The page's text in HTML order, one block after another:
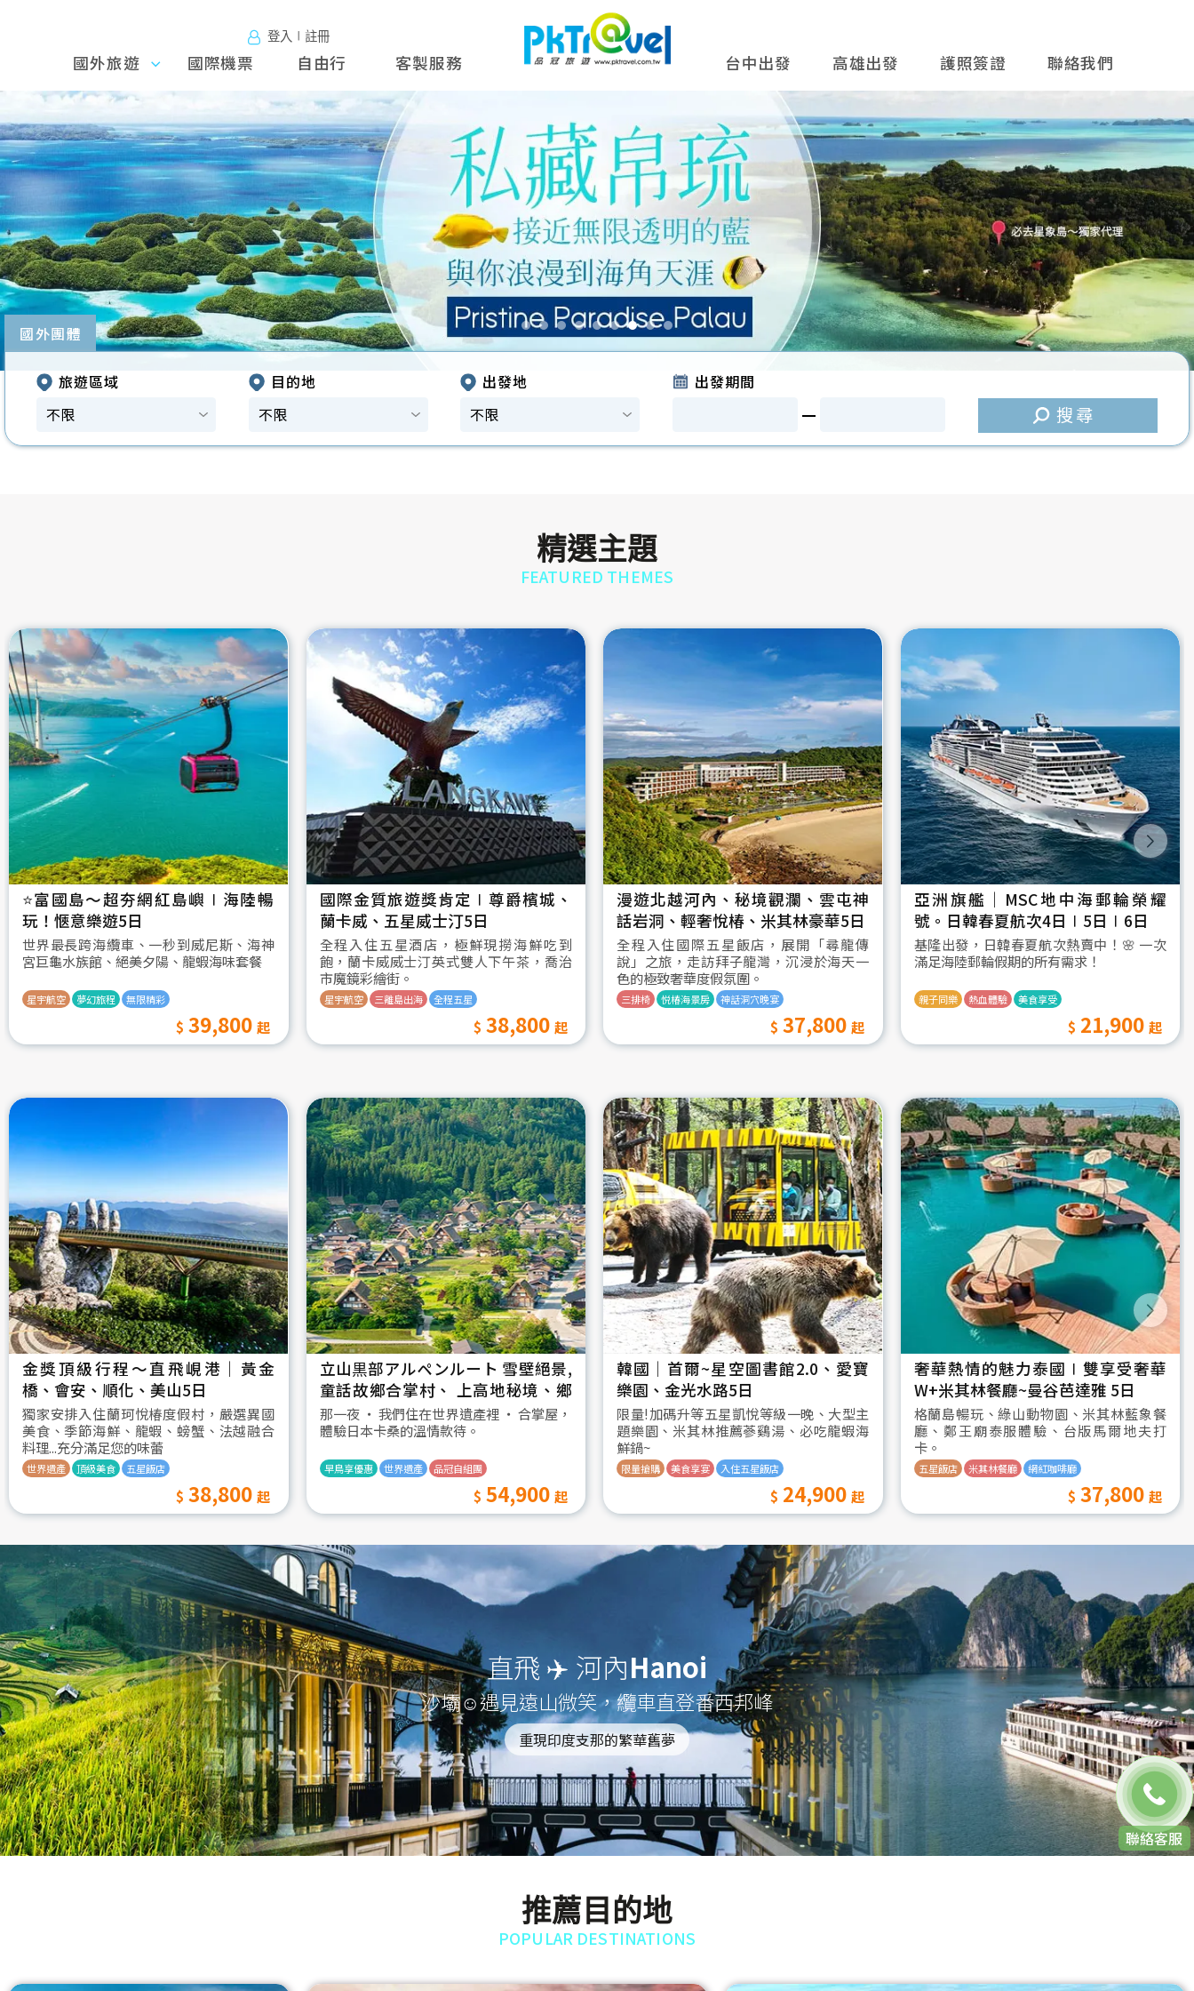
登入∣註冊
國外旅
遊
國外旅遊 國際機票 自由行 客製服務 台中出發 高雄出發 護照簽證 聯絡我們
往前 往後
國外團體
旅遊區域 目的地 出發地 出發期間
精選主題
FEATURED THEMES
⭐️富國島～超夯網紅島嶼∣海陸暢
玩！愜意樂遊5日
世界最長跨海纜車、一秒到威尼斯、海神
宮巨龜水族館、絕美夕陽、龍蝦海味套餐
星宇航空 夢幻旅程 無限精彩
39,800
國際金質旅遊獎肯定∣尊爵檳城、
蘭卡威、五星威士汀5日
全程入住五星酒店，極鮮現撈海鮮吃到
飽，蘭卡威威士汀英式雙人下午茶，喬治
市魔鏡彩繪街。
星宇航空 三離島出海 全程五星
38,800
漫遊北越河內、秘境觀瀾、雲屯神
話岩洞、輕奢悅椿、米其林豪華5日
全程入住國際五星飯店，展開「尋龍傳
說」之旅，走訪拜子龍灣，沉浸於海天一
色的極致奢華度假氛圍。
三排椅 悦椿海景房 神話洞穴晚宴
37,800
亞洲旗艦｜MSC地中海郵輪榮耀
號。日韓春夏航次4日∣5日∣6日
基隆出發，日韓春夏航次熱賣中！🌸 一次
滿足海陸郵輪假期的所有需求！
親子同樂 熱血體驗 美食享受
21,900
金獎頂級行程～直飛峴港｜黃金
橋、會安、順化、美山5日
獨家安排入住蘭珂悅椿度假村，嚴選異國
美食、季節海鮮、龍蝦、螃蟹、法越融合
料理...充分滿足您的味蕾
世界遺產 頂級美食 五星飯店
38,800
立山黒部アルペンルート 雪壁絕景,
童話故鄉合掌村、 上高地秘境、鄉
村古街町5日
那一夜 ‧ 我們住在世界遺產裡 ‧ 合掌屋，
體驗日本卡桑的溫情款待。
早鳥享優惠 世界遺產 品冠自組團
54,900
韓國│首爾~星空圖書館2.0、愛寶
樂園、金光水路5日
限量!加碼升等五星凱悅等級一晚、大型主
題樂園、米其林推薦蔘鷄湯、必吃龍蝦海
鮮鍋~
限量搶購 美食享宴 入住五星飯店
24,900
奢華熱情的魅力泰國∣雙享受奢華
W+米其林餐廳~曼谷芭達雅 5日
格蘭島暢玩、綠山動物園、米其林藍象餐
廳、鄭王廟泰服體驗、台版馬爾地夫打
卡。
五星飯店 米其林餐廳 網紅咖啡廳
37,800
直飛 ✈️ 河內Hanoi
沙壩☺遇見遠山微笑，纜車直登番西邦峰
重現印度支那的繁華舊夢
推薦目的地
POPULAR DESTINATIONS
聯絡客服
免費通話